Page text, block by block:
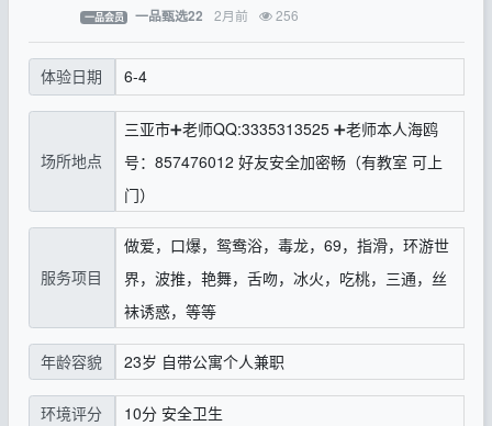
一品会员 一品甄选22 2月前 256
体验日期 6-4
场所地点
三亚市➕老师QQ:3335313525 ➕老师本人海鸥
号：857476012 好友安全加密畅（有教室 可上
门）
服务项目
做爱，口爆，鸳鸯浴，毒龙，69，指滑，环游世
界，波推，艳舞，舌吻，冰火，吃桃，三通，丝
袜诱惑，等等
年龄容貌 23岁 自带公寓个人兼职
环境评分 10分 安全卫生